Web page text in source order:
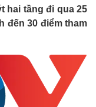
Việc làm
Biển đảo
hai tầng đi qua 25
đến 30 điểm tham